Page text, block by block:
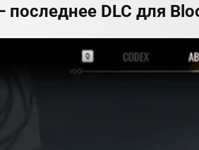
последнее DLC для